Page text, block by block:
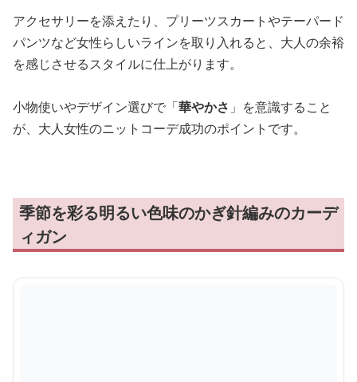
アクセサリーを添えたり、プリーツスカートやテーパード
パンツなど女性らしいラインを取り入れると、大人の余裕
を感じさせるスタイルに仕上がります。
小物使いやデザイン選びで「華やかさ 」を意識すること
が、大人女性のニットコーデ成功のポイントです。
季節を彩る明るい色味のかぎ針編みのカーデ
ィガン